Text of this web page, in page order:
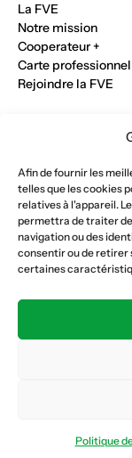
Afin de fournir les
telles que les cookies
relatives à l'appareil.
permettra de traiter
navigation ou des
consentir ou de retirer
certaines
Politique
La FVE
Notre mission
Cooperateur +
Carte
Rejoindre la FVE
Maçonnerie et
Parqueterie et sols
Menuiserie et bois
Plâtrerie et peinture
Nous suivre
Formation continue
Caisse AVS 66.1
© Copyright 2026 FVE